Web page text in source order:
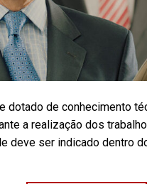
dotado de conhecimento
a realização dos
deve ser indicado dentro